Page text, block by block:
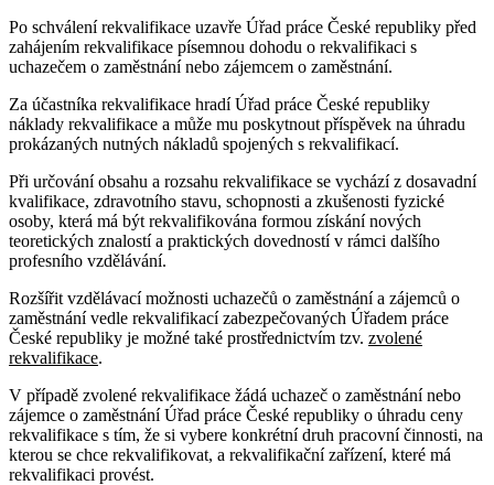
Po schválení rekvalifikace uzavře Úřad práce České republiky před
zahájením rekvalifikace písemnou dohodu o rekvalifikaci s
uchazečem o zaměstnání nebo zájemcem o zaměstnání.
Za účastníka rekvalifikace hradí Úřad práce České republiky
náklady rekvalifikace a může mu poskytnout příspěvek na úhradu
prokázaných nutných nákladů spojených s rekvalifikací.
Při určování obsahu a rozsahu rekvalifikace se vychází z dosavadní
kvalifikace, zdravotního stavu, schopnosti a zkušenosti fyzické
osoby, která má být rekvalifikována formou získání nových
teoretických znalostí a praktických dovedností v rámci dalšího
profesního vzdělávání.
Rozšířit vzdělávací možnosti uchazečů o zaměstnání a zájemců o
zaměstnání vedle rekvalifikací zabezpečovaných Úřadem práce
České republiky je možné také prostřednictvím tzv. zvolené
rekvalifikace.
V případě zvolené rekvalifikace žádá uchazeč o zaměstnání nebo
zájemce o zaměstnání Úřad práce České republiky o úhradu ceny
rekvalifikace s tím, že si vybere konkrétní druh pracovní činnosti, na
kterou se chce rekvalifikovat, a rekvalifikační zařízení, které má
rekvalifikaci provést.